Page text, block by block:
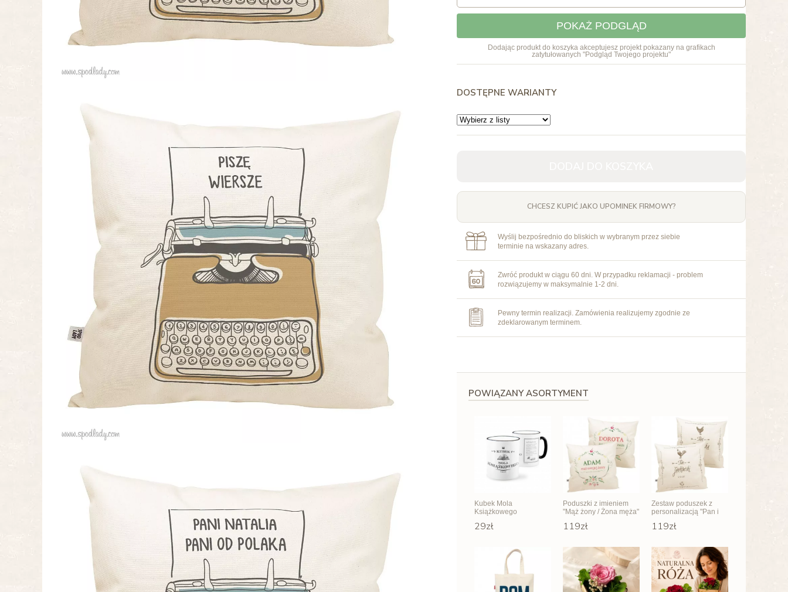
POKAŻ PODGLĄD
Dodając produkt do koszyka akceptujesz projekt pokazany na grafikach
zatytułowanych "Podgląd Twojego projektu"
DOSTĘPNE WARIANTY
CHCESZ KUPIĆ JAKO UPOMINEK FIRMOWY?
Wyślij bezpośrednio do bliskich w wybranym przez siebie
terminie na wskazany adres.
Zwróć produkt w ciągu 60 dni. W przypadku reklamacji - problem
rozwiązujemy w maksymalnie 1-2 dni.
Pewny termin realizacji. Zamówienia realizujemy zgodnie ze
zdeklarowanym terminem.
POWIĄZANY ASORTYMENT
Kubek Mola
Książkowego
29zł
Poduszki z imieniem
"Mąż żony / Żona męża"
119zł
Zestaw poduszek z
personalizacją "Pan i
119zł